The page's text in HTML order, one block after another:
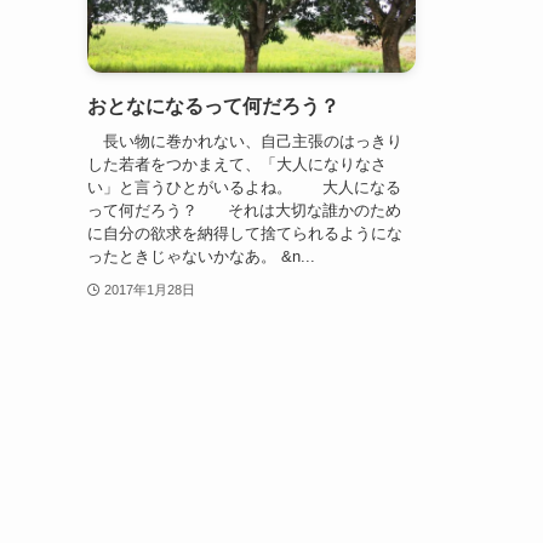
おとなになるって何だろう？
長い物に巻かれない、自己主張のはっきり
した若者をつかまえて、「大人になりなさ
い」と言うひとがいるよね。 大人になる
って何だろう？ それは大切な誰かのため
に自分の欲求を納得して捨てられるようにな
ったときじゃないかなあ。 &n...
2017年1月28日